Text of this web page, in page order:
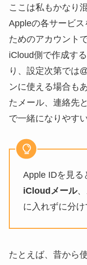
ここは私もかなり
Appleの各サービ
ためのアカウント
iCloud側で作成す
り、設定次第では
ンに使える場合も
たメール、連絡先
で一緒になりやす
Apple IDを見る
iCloudメール、
に入れずに分け
たとえば、昔から